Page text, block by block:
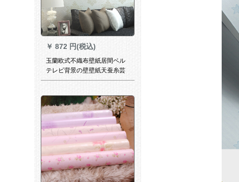
￥ 872 円(税込)
玉蘭欧式不織布壁紙居間ベル
テレビ背景の壁壁紙天蚕糸芸
nvp 264202